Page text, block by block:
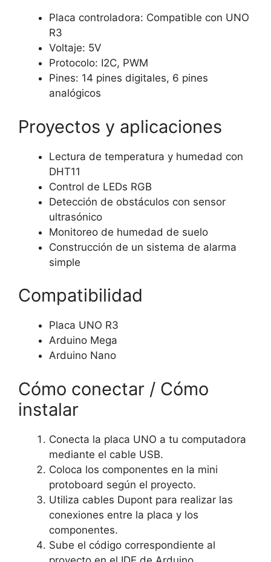
Placa controladora: Compatible con UNO
R3
Voltaje: 5V
Protocolo: I2C, PWM
Pines: 14 pines digitales, 6 pines
analógicos
Proyectos y aplicaciones
Lectura de temperatura y humedad con
DHT11
Control de LEDs RGB
Detección de obstáculos con sensor
ultrasónico
Monitoreo de humedad de suelo
Construcción de un sistema de alarma
simple
Compatibilidad
Placa UNO R3
Arduino Mega
Arduino Nano
Cómo conectar / Cómo
instalar
Conecta la placa UNO a tu computadora
mediante el cable USB.
Coloca los componentes en la mini
protoboard según el proyecto.
Utiliza cables Dupont para realizar las
conexiones entre la placa y los
componentes.
Sube el código correspondiente al